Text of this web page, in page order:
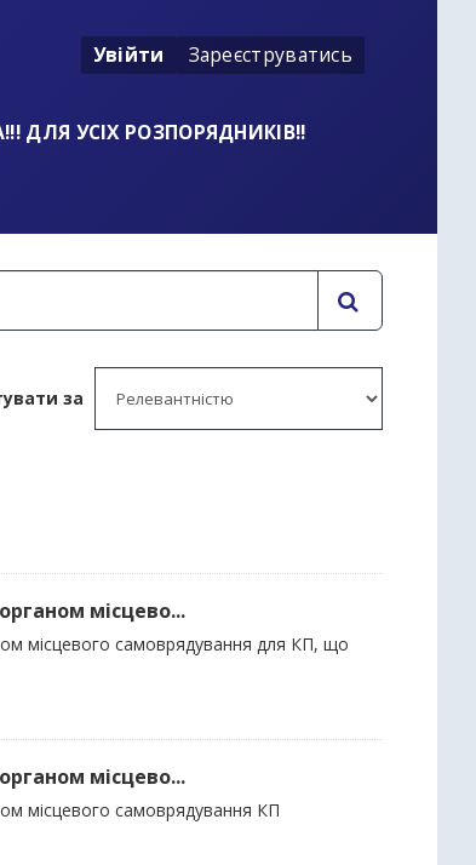
Увійти Зареєструватись
ДЛЯ УСІХ РОЗПОРЯДНИКІВ!!
за
місцево...
місцевого самоврядування для КП, що
місцево...
місцевого самоврядування КП